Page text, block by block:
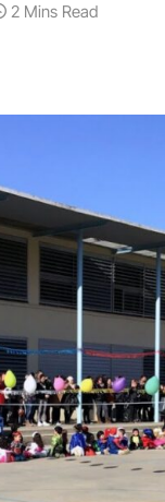
2 Mins Read